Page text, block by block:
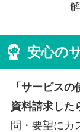
安心の
「サービス
資料請求した
問・要望にカ